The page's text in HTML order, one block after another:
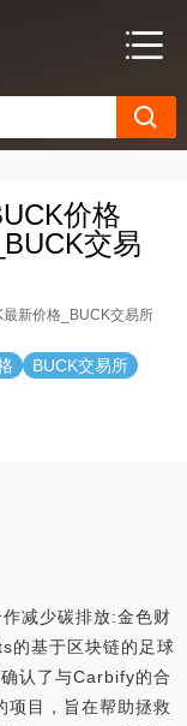
价格
交易
新价格_BUCK交易所
BUCK交易所
减少碳排放:金色财
的基于区块链的足球
认了与Carbify的合
目，旨在帮助拯救